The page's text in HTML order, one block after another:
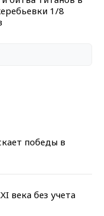
1/8
победы в
века без учета